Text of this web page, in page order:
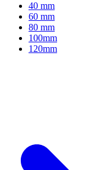
40 mm
60 mm
80 mm
100mm
120mm